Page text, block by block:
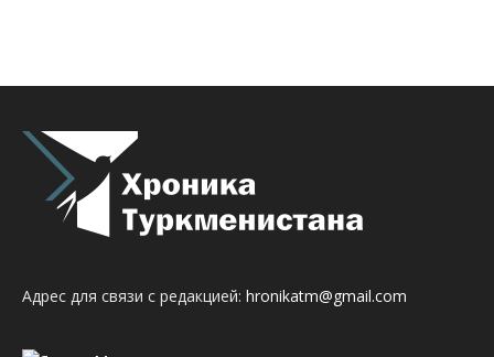
Адрес для связи с редакцией: hronikatm@gmail.com